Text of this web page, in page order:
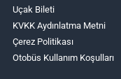
Uçak Bileti
KVKK Aydınlatma Metni
Çerez Politikası
Otobüs Kullanım Koşulları